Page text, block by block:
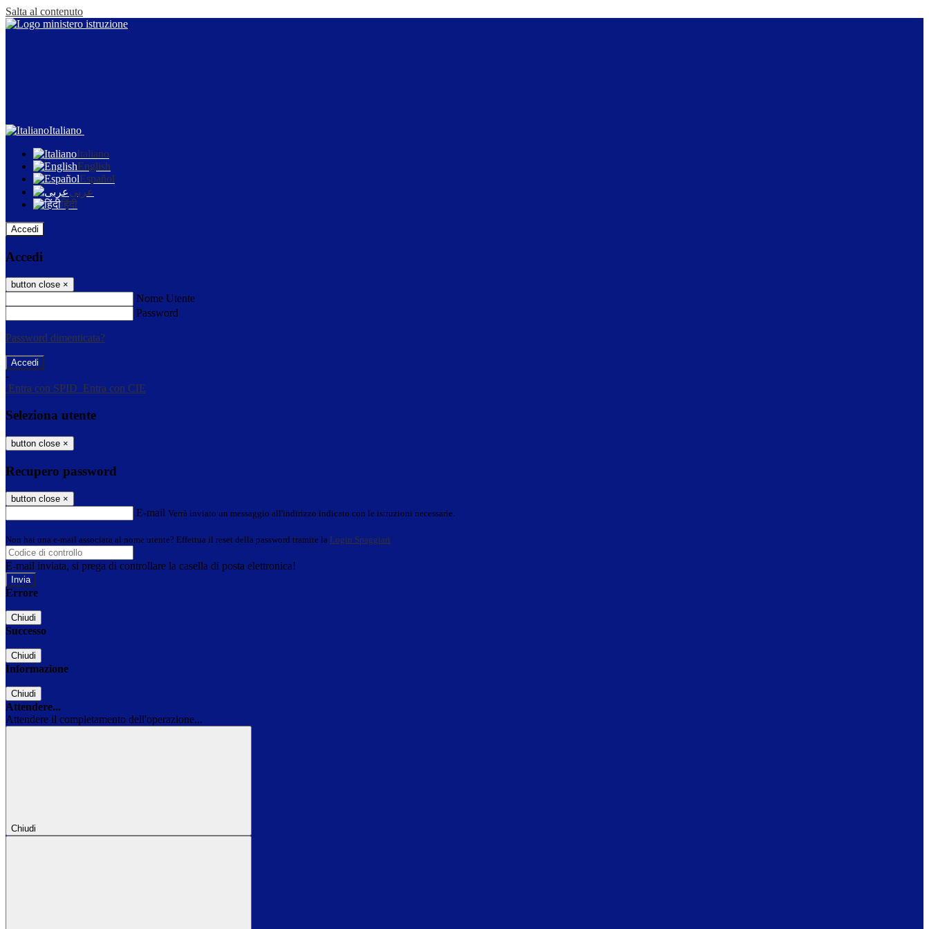
Salta al contenuto
Italiano
Italiano
English
Español
عربى
हिंदी
Accedi
Accedi
button close ×
Nome Utente
Password
Password dimenticata?
-
Entra con SPID Entra con CIE
Seleziona utente
button close ×
Recupero password
button close ×
E-mail Verrà inviato un messaggio all'indirizzo indicato con le istruzioni necessarie.
Non hai una e-mail associata al nome utente? Effettua il reset della password tramite la Login Spaggiari
E-mail inviata, si prega di controllare la casella di posta elettronica!
Errore
Chiudi
Successo
Chiudi
Informazione
Chiudi
Attendere...
Attendere il completamento dell'operazione...
Chiudi